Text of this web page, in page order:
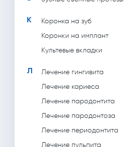
К
Коронка на зуб
Коронки на имплант
Культевые вкладки
Л
Лечение гингивита
Лечение кариеса
Лечение пародонтита
Лечение пародонтоза
Лечение периодонтита
Лечение пульпита